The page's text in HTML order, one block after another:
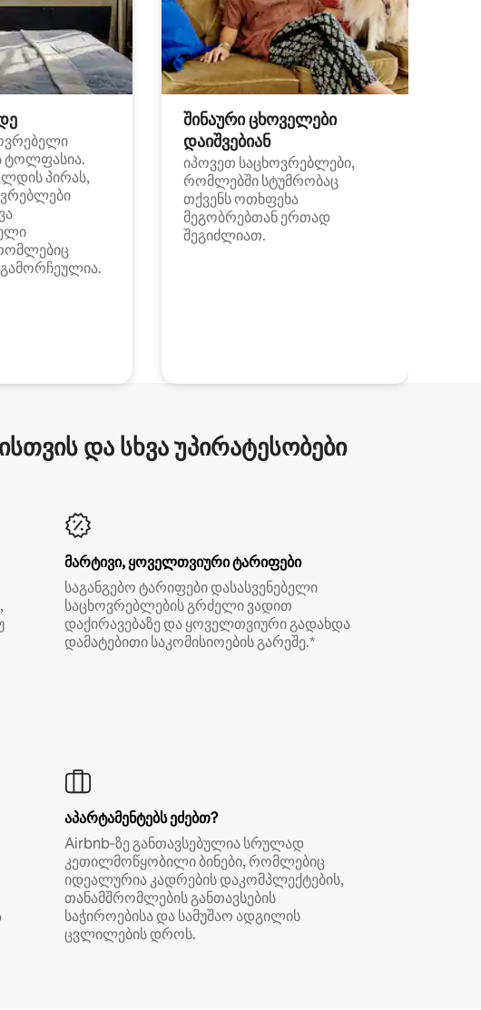
ტოლფასია.
პირას,
შინაური ცხოველები
დაიშვებიან
იპოვეთ საცხოვრებლები,
რომლებში სტუმრობაც
თქვენს ოთხფეხა
მეგობრებთან ერთად
შეგიძლიათ.
და სხვა უპირატესობები
მარტივი, ყოველთვიური ტარიფები
საგანგებო ტარიფები დასასვენებელი
საცხოვრებლების გრძელი ვადით
დაქირავებაზე და ყოველთვიური გადახდა
დამატებითი საკომისიოების გარეშე.*
აპარტამენტებს ეძებთ?
Airbnb‑ზე განთავსებულია სრულად
კეთილმოწყობილი ბინები, რომლებიც
იდეალურია კადრების დაკომპლექტების,
თანამშრომლების განთავსების
საჭიროებისა და სამუშაო ადგილის
ცვლილების დროს.